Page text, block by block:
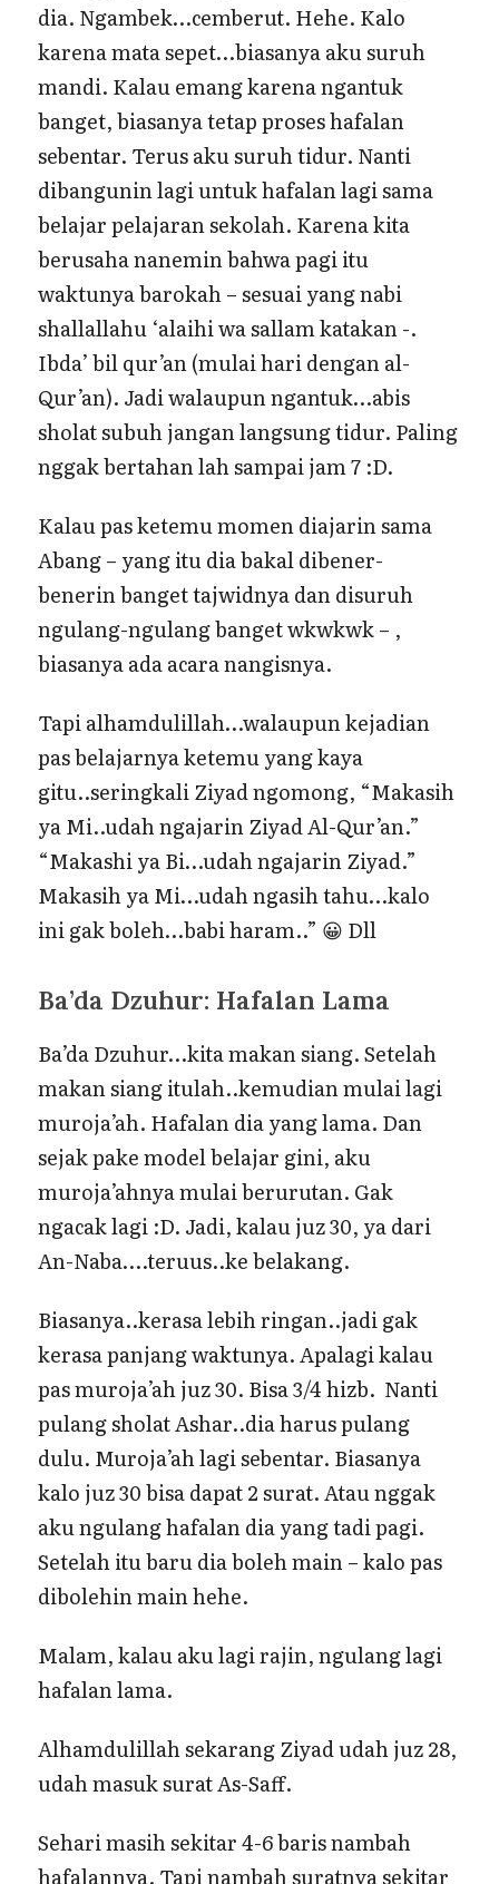
dia. Ngambek…cemberut. Hehe. Kalo
karena mata sepet…biasanya aku suruh
mandi. Kalau emang karena ngantuk
banget, biasanya tetap proses hafalan
sebentar. Terus aku suruh tidur. Nanti
dibangunin lagi untuk hafalan lagi sama
belajar pelajaran sekolah. Karena kita
berusaha nanemin bahwa pagi itu
waktunya barokah – sesuai yang nabi
shallallahu ‘alaihi wa sallam katakan -.
Ibda’ bil qur’an (mulai hari dengan al-
Qur’an). Jadi walaupun ngantuk…abis
sholat subuh jangan langsung tidur. Paling
nggak bertahan lah sampai jam 7 :D.
Kalau pas ketemu momen diajarin sama
Abang – yang itu dia bakal dibener-
benerin banget tajwidnya dan disuruh
ngulang-ngulang banget wkwkwk – ,
biasanya ada acara nangisnya.
Tapi alhamdulillah…walaupun kejadian
pas belajarnya ketemu yang kaya
gitu..seringkali Ziyad ngomong, “Makasih
ya Mi..udah ngajarin Ziyad Al-Qur’an.”
“Makashi ya Bi…udah ngajarin Ziyad.”
Makasih ya Mi…udah ngasih tahu…kalo
ini gak boleh…babi haram..” 😀 Dll
Ba’da Dzuhur: Hafalan Lama
Ba’da Dzuhur…kita makan siang. Setelah
makan siang itulah..kemudian mulai lagi
muroja’ah. Hafalan dia yang lama. Dan
sejak pake model belajar gini, aku
muroja’ahnya mulai berurutan. Gak
ngacak lagi :D. Jadi, kalau juz 30, ya dari
An-Naba….teruus..ke belakang.
Biasanya..kerasa lebih ringan..jadi gak
kerasa panjang waktunya. Apalagi kalau
pas muroja’ah juz 30. Bisa 3/4 hizb. Nanti
pulang sholat Ashar..dia harus pulang
dulu. Muroja’ah lagi sebentar. Biasanya
kalo juz 30 bisa dapat 2 surat. Atau nggak
aku ngulang hafalan dia yang tadi pagi.
Setelah itu baru dia boleh main – kalo pas
dibolehin main hehe.
Malam, kalau aku lagi rajin, ngulang lagi
hafalan lama.
Alhamdulillah sekarang Ziyad udah juz 28,
udah masuk surat As-Saff.
Sehari masih sekitar 4-6 baris nambah
hafalannya. Tapi nambah suratnya sekitar